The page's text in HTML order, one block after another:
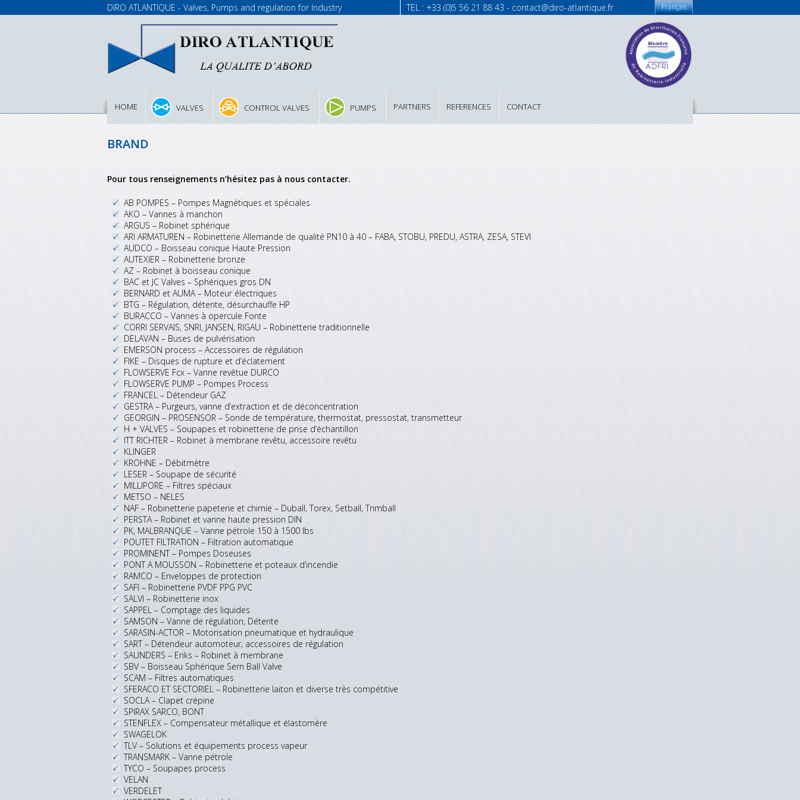
DIRO ATLANTIQUE - Valves, Pumps and regulation for Industry TEL : +33 (0)5 56 21 88 43 - contact@diro-atlantique.fr Français
HOME VALVES CONTROL VALVES PUMPS PARTNERS REFERENCES CONTACT
BRAND
Pour tous renseignements n’hésitez pas à nous contacter.
AB POMPES – Pompes Magnétiques et spéciales
AKO – Vannes à manchon
ARGUS – Robinet sphérique
ARI ARMATUREN – Robinetterie Allemande de qualité PN10 à 40 – FABA, STOBU, PREDU, ASTRA, ZESA, STEVI
AUDCO – Boisseau conique Haute Pression
AUTEXIER – Robinetterie bronze
AZ – Robinet à boisseau conique
BAC et JC Valves – Sphériques gros DN
BERNARD et AUMA – Moteur électriques
BTG – Régulation, détente, désurchauffe HP
BURACCO – Vannes à opercule Fonte
CORRI SERVAIS, SNRI, JANSEN, RIGAU – Robinetterie traditionnelle
DELAVAN – Buses de pulvérisation
EMERSON process – Accessoires de régulation
FIKE – Disques de rupture et d’éclatement
FLOWSERVE Fcx – Vanne revêtue DURCO
FLOWSERVE PUMP – Pompes Process
FRANCEL – Détendeur GAZ
GESTRA – Purgeurs, vanne d’extraction et de déconcentration
GEORGIN – PROSENSOR – Sonde de température, thermostat, pressostat, transmetteur
H + VALVES – Soupapes et robinetterie de prise d’échantillon
ITT RICHTER – Robinet à membrane revêtu, accessoire revêtu
KLINGER
KROHNE – Débitmètre
LESER – Soupape de sécurité
MILLIPORE – Filtres spéciaux
METSO – NELES
NAF – Robinetterie papeterie et chimie – Duball, Torex, Setball, Trimball
PERSTA – Robinet et vanne haute pression DIN
PK, MALBRANQUE – Vanne pétrole 150 à 1500 lbs
POUTET FILTRATION – Filtration automatique
PROMINENT – Pompes Doseuses
PONT A MOUSSON – Robinetterie et poteaux d’incendie
RAMCO – Enveloppes de protection
SAFI – Robinetterie PVDF PPG PVC
SALVI – Robinetterie inox
SAPPEL – Comptage des liquides
SAMSON – Vanne de régulation, Détente
SARASIN-ACTOR – Motorisation pneumatique et hydraulique
SART – Détendeur automoteur, accessoires de régulation
SAUNDERS – Eriks – Robinet à membrane
SBV – Boisseau Sphérique Sern Ball Valve
SCAM – Filtres automatiques
SFERACO ET SECTORIEL – Robinetterie laiton et diverse très compétitive
SOCLA – Clapet crépine
SPIRAX SARCO, BONT
STENFLEX – Compensateur métallique et élastomère
SWAGELOK
TLV – Solutions et équipements process vapeur
TRANSMARK – Vanne pétrole
TYCO – Soupapes process
VELAN
VERDELET